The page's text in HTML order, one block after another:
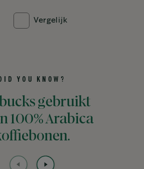
Vergelijk
DID YOU KNOW?
gebruikt
100% Arabica